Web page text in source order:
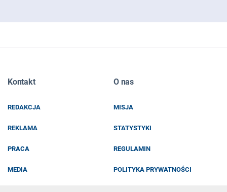
EMAIL
Kontakt
REDAKCJA
REKLAMA
PRACA
MEDIA
O nas
MISJA
STATYSTYKI
REGULAMIN
POLITYKA PRYWATNOŚCI